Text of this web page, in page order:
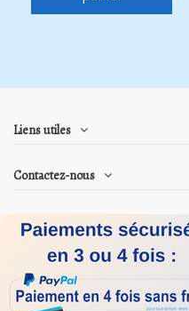
Liens utiles
Contactez-nous